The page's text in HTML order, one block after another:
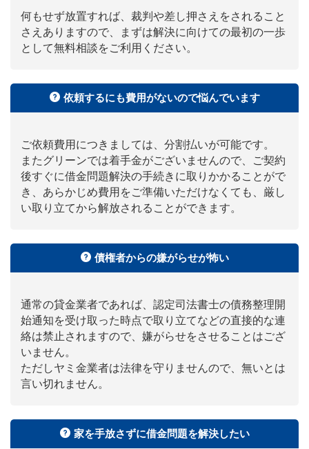
何もせず放置すれば、裁判や差し押さえをされること
さえありますので、まずは解決に向けての最初の一歩
として無料相談をご利用ください。
依頼するにも費用がないので悩んでいます
ご依頼費用につきましては、分割払いが可能です。
またグリーンでは着手金がございませんので、ご契約
後すぐに借金問題解決の手続きに取りかかることがで
き、あらかじめ費用をご準備いただけなくても、厳し
い取り立てから解放されることができます。
債権者からの嫌がらせが怖い
通常の貸金業者であれば、認定司法書士の債務整理開
始通知を受け取った時点で取り立てなどの直接的な連
絡は禁止されますので、嫌がらせをさせることはござ
いません。
ただしヤミ金業者は法律を守りませんので、無いとは
言い切れません。
家を手放さずに借金問題を解決したい